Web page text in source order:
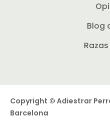
Blog
Copyright © Adiestrar
Barcelona